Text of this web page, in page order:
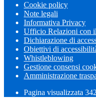
Cookie policy
Note legali
Informativa Privacy
Ufficio Relazioni con
Dichiarazione di
Obiettivi di
Whistleblowing
Gestione consensi
Amministrazione
Pagina visualizzata